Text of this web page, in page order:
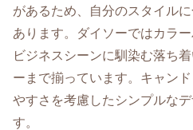
があるため、自分のスタイル
あります。ダイソーではカラ
ビジネスシーンに馴染む落ち
ーまで揃っています。キャン
やすさを考慮したシンプルな
す。